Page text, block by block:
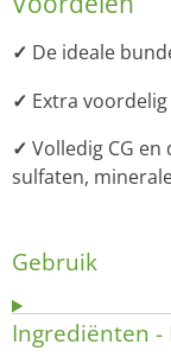
✓ De ideale
✓ Extra
✓ Volledig CG en
sulfaten,
Gebruik
Ingrediënten -